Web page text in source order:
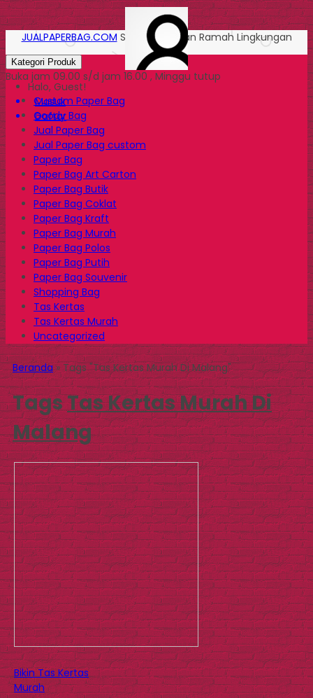
Halo, Guest!
Masuk
Daftar
JUALPAPERBAG.COM Solusi Kemasan Ramah Lingkungan
Kategori Produk
Buka jam 09.00 s/d jam 16.00 , Minggu tutup
Custom Paper Bag
Goody Bag
Jual Paper Bag
Jual Paper Bag custom
Paper Bag
Paper Bag Art Carton
Paper Bag Butik
Paper Bag Coklat
Paper Bag Kraft
Paper Bag Murah
Paper Bag Polos
Paper Bag Putih
Paper Bag Souvenir
Shopping Bag
Tas Kertas
Tas Kertas Murah
Uncategorized
Beranda»Tags "Tas Kertas Murah Di Malang"
TagsTas Kertas Murah Di
Malang
Bikin Tas Kertas
Murah